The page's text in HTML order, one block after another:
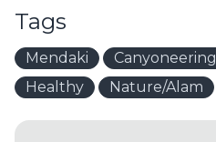
Tags
Mendaki Canyoneering
Healthy
Nature/Alam